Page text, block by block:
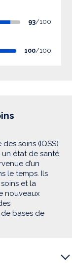
93/100
100/100
soins (IQSS)
état de santé,
d’un
le temps. Ils
et la
nouveaux
bases de